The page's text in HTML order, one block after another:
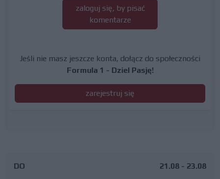
zaloguj się, by pisać
komentarze
Jeśli nie masz jeszcze konta, dołącz do społeczności
Formula 1 - Dziel Pasję!
zarejestruj się
DO 21.08 - 23.08